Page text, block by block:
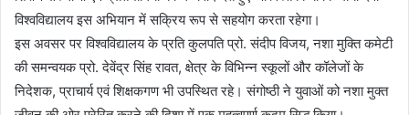
विश्वविद्यालय इस अभियान में सक्रिय रूप से सहयोग करता रहेगा।
इस अवसर पर विश्वविद्यालय के प्रति कुलपति प्रो. संदीप विजय, नशा मुक्ति कमेटी
की समन्वयक प्रो. देवेंद्र सिंह रावत, क्षेत्र के विभिन्न स्कूलों और कॉलेजों के
निदेशक, प्राचार्य एवं शिक्षकगण भी उपस्थित रहे। संगोष्ठी ने युवाओं को नशा मुक्त